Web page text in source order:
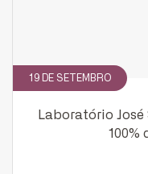
19 DE SETEMBRO
Laboratório
100%